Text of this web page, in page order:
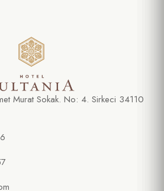
Murat Sokak. No: 4. Sirkeci 34110